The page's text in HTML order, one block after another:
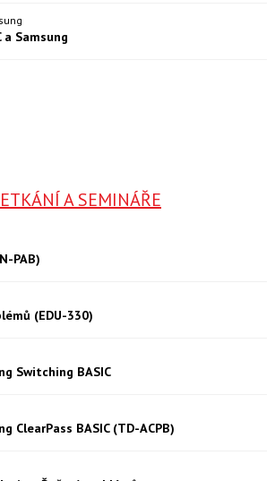
Samsung
A SEMINÁŘE
PAB)
(EDU-330)
Switching BASIC
ClearPass BASIC (TD-ACPB)